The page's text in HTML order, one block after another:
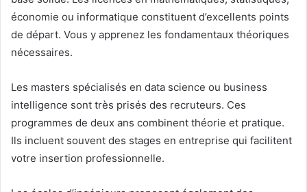
économie ou informatique constituent d’excellents points
de départ. Vous y apprenez les fondamentaux théoriques
nécessaires.
Les masters spécialisés en data science ou business
intelligence sont très prisés des recruteurs. Ces
programmes de deux ans combinent théorie et pratique.
Ils incluent souvent des stages en entreprise qui facilitent
votre insertion professionnelle.